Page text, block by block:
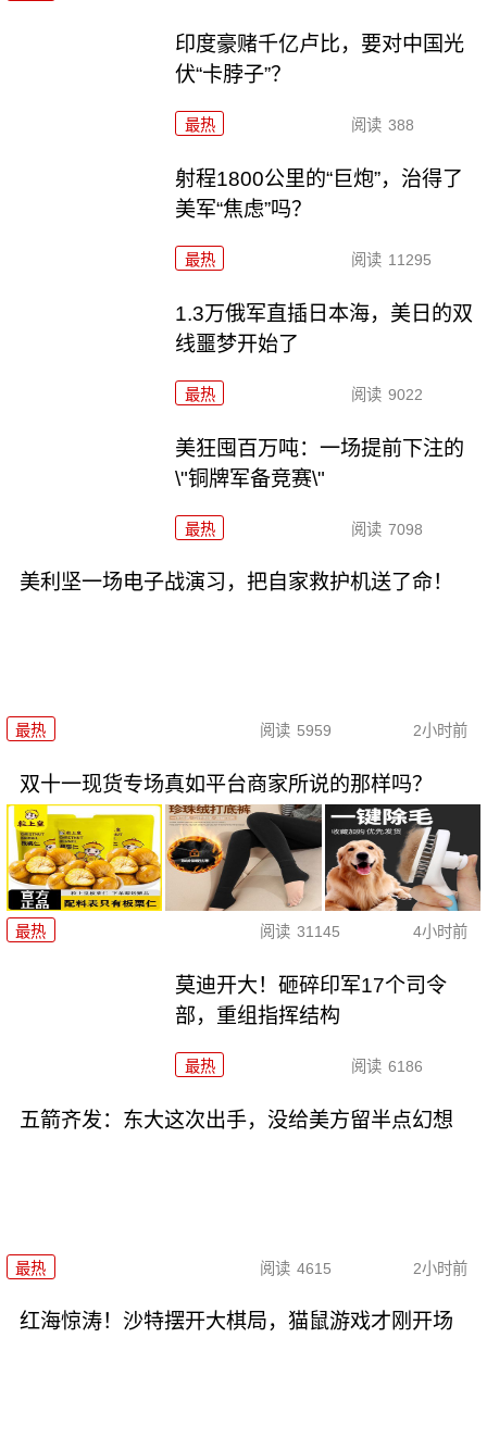
印度豪赌千亿卢比，要对中国光
伏“卡脖子”？
最热 阅读 388
射程1800公里的“巨炮”，治得了
美军“焦虑”吗？
最热 阅读 11295
1.3万俄军直插日本海，美日的双
线噩梦开始了
最热 阅读 9022
美狂囤百万吨：一场提前下注的
\"铜牌军备竞赛\"
最热 阅读 7098
美利坚一场电子战演习，把自家救护机送了命！
最热 阅读 5959 2小时前
双十一现货专场真如平台商家所说的那样吗？
最热 阅读 31145 4小时前
莫迪开大！砸碎印军17个司令
部，重组指挥结构
最热 阅读 6186
五箭齐发：东大这次出手，没给美方留半点幻想
最热 阅读 4615 2小时前
红海惊涛！沙特摆开大棋局，猫鼠游戏才刚开场